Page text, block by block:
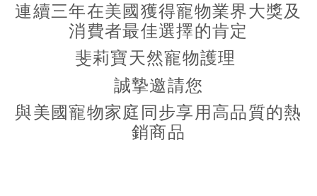
連續三年在美國獲得寵物業界大獎及
消費者最佳選擇的肯定
斐莉寶天然寵物護理
誠摯邀請您
與美國寵物家庭同步享用高品質的熱
銷商品